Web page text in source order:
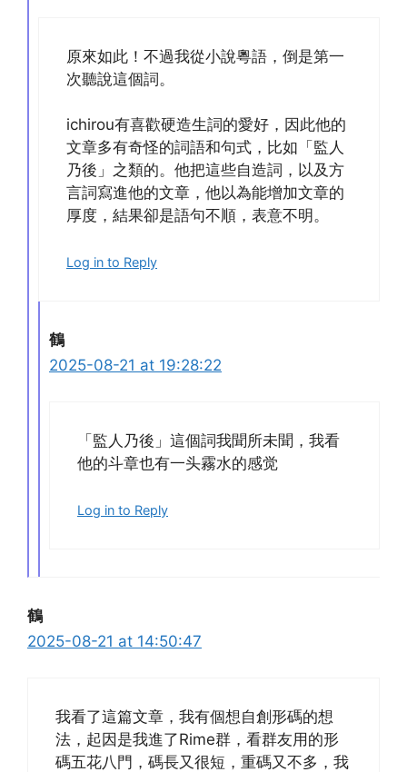
原來如此！不過我從小說粵語，倒是第一
次聽說這個詞。
ichirou有喜歡硬造生詞的愛好，因此他的
文章多有奇怪的詞語和句式，比如「監人
乃後」之類的。他把這些自造詞，以及方
言詞寫進他的文章，他以為能增加文章的
厚度，結果卻是語句不順，表意不明。
Log in to Reply
鶴
2025-08-21 at 19:28:22
「監人乃後」這個詞我聞所未聞，我看
他的斗章也有一头霧水的感觉
Log in to Reply
鶴
2025-08-21 at 14:50:47
我看了這篇文章，我有個想自創形碼的想
法，起因是我進了Rime群，看群友用的形
碼五花八門，碼長又很短，重碼又不多，我